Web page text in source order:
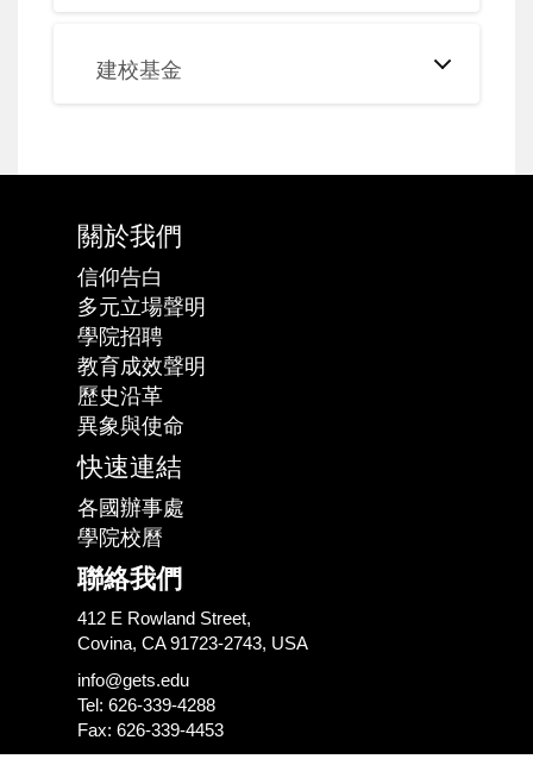
建校基金
關於我們
信仰告白
多元立場聲明
學院招聘
教育成效聲明
歷史沿革
異象與使命
快速連結
各國辦事處
學院校曆
聯絡我們
412 E Rowland Street,
Covina, CA 91723-2743, USA
info@gets.edu
Tel: 626-339-4288
Fax: 626-339-4453